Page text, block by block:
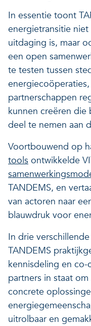
In essentie toont
energietransitie
uitdaging is, maar
een open
te testen tussen
partnerschappen
kunnen creëren die
deel te nemen aan
Voortbouwend op
tools ontwikkelde
TANDEMS, en
van actoren naar
blauwdruk voor
In drie
TANDEMS
kennisdeling en co-
partners in staat
concrete
uitrolbaar en